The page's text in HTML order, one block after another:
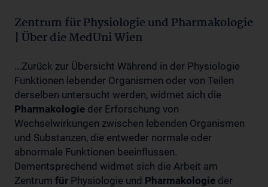
Zentrum für Physiologie und Pharmakologie
| Über die MedUni Wien
...Zurück zur Übersicht Während in der Physiologie
Funktionen lebender Organismen oder von Teilen
derselben untersucht werden, widmet sich die
Pharmakologie der Erforschung von
Wechselwirkungen zwischen lebenden Organismen
und Substanzen, die entweder normale oder
abnormale Funktionen beeinflussen.
Dementsprechend widmet sich die Arbeit am
Zentrum für Physiologie und Pharmakologie der